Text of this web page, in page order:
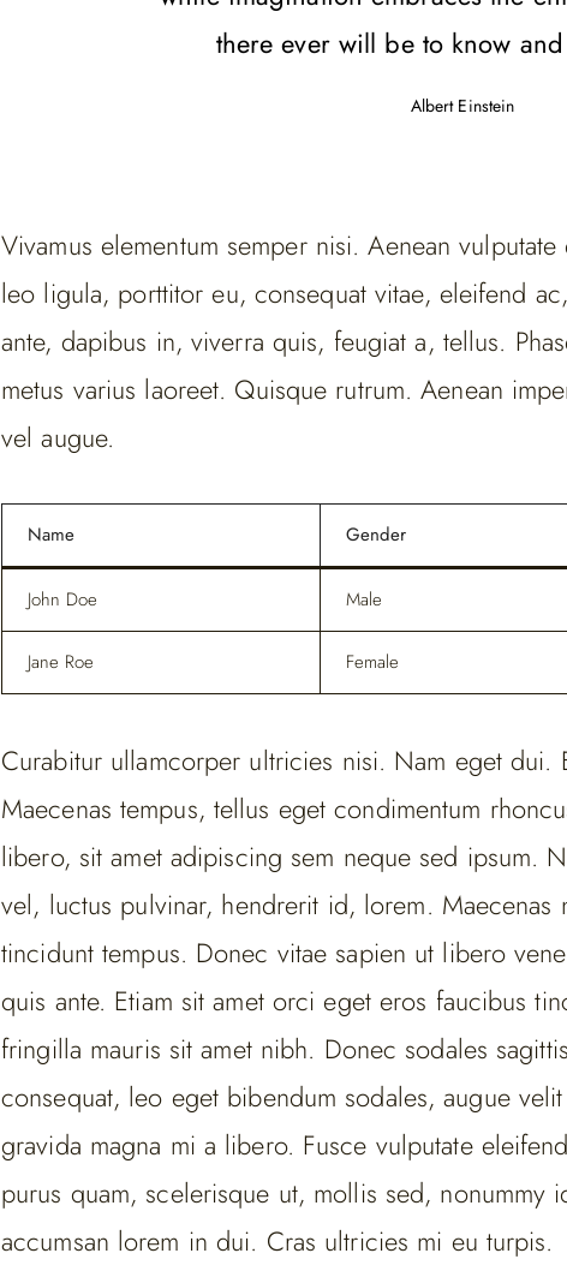
there ever will be to know
Albert Einstein
Vivamus elementum semper nisi. Aenean
leo ligula, porttitor eu, consequat vitae, eleifend
ante, dapibus in, viverra quis, feugiat a, tellus.
metus varius laoreet. Quisque rutrum. Aenean
vel augue.
Name Gender
John Doe Male
Jane Roe Female
Curabitur ullamcorper ultricies nisi. Nam eget dui.
Maecenas tempus, tellus eget condimentum
libero, sit amet adipiscing sem neque sed ipsum.
vel, luctus pulvinar, hendrerit id, lorem. Maecenas
tincidunt tempus. Donec vitae sapien ut libero
quis ante. Etiam sit amet orci eget eros faucibus
fringilla mauris sit amet nibh. Donec sodales
consequat, leo eget bibendum sodales, augue
gravida magna mi a libero. Fusce vulputate
purus quam, scelerisque ut, mollis sed, nonummy
accumsan lorem in dui. Cras ultricies mi eu turpis.